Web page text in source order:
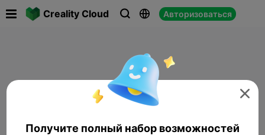
Creality Cloud   Авторизоваться

Получите полный набор возможностей